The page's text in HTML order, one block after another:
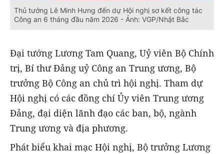
Thủ tướng Lê Minh Hưng đến dự Hội nghị sơ kết công tác
Công an 6 tháng đầu năm 2026 - Ảnh: VGP/Nhật Bắc
Đại tướng Lương Tam Quang, Uỷ viên Bộ Chính
trị, Bí thư Đảng uỷ Công an Trung ương, Bộ
trưởng Bộ Công an chủ trì hội nghị. Tham dự
Hội nghị có các đồng chí Ủy viên Trung ương
Đảng, đại diện lãnh đạo các ban, bộ, ngành
Trung ương và địa phương.
Phát biểu khai mạc Hội nghị, Bộ trưởng Lương